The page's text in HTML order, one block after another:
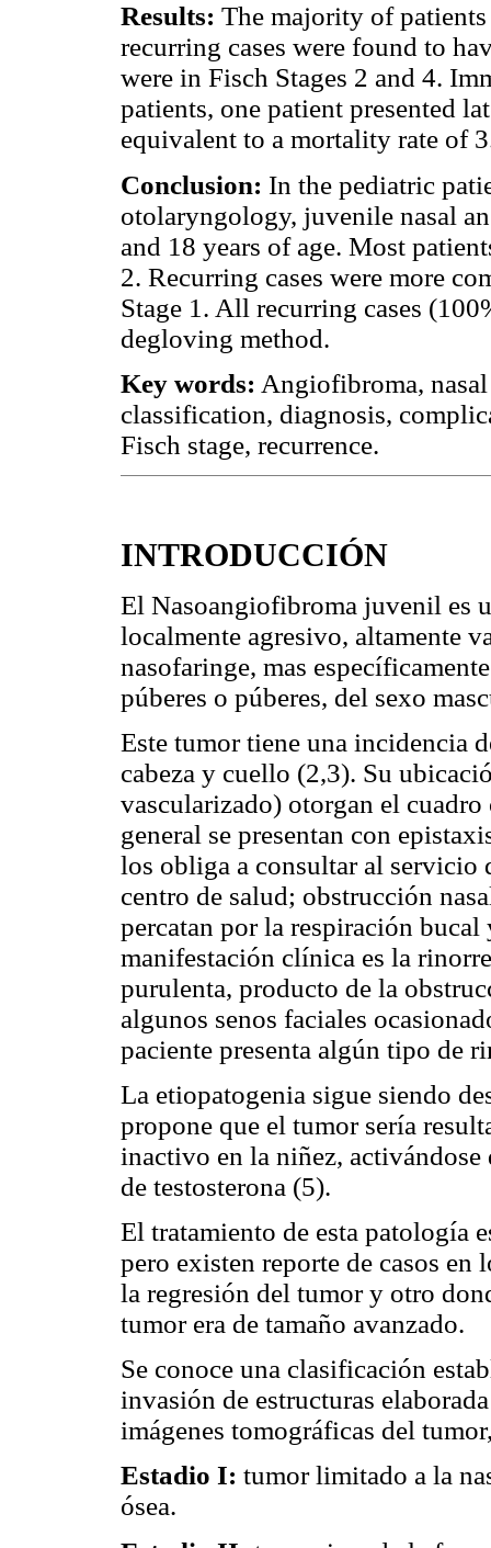
Results: The majority of
recurring cases were found to
were in Fisch Stages 2 and 4.
patients, one patient presented
equivalent to a mortality rate of
Conclusion: In the pediatric
otolaryngology, juvenile nasal
and 18 years of age. Most
2. Recurring cases were more
Stage 1. All recurring cases
degloving method.
Key words: Angiofibroma,
classification, diagnosis,
Fisch stage, recurrence.
INTRODUCCIÓN
El Nasoangiofibroma juvenil es
localmente agresivo, altamente
nasofaringe, mas
púberes o púberes, del sexo
Este tumor tiene una incidencia
cabeza y cuello (2,3). Su
vascularizado) otorgan el
general se presentan con
los obliga a consultar al servicio
centro de salud; obstrucción
percatan por la respiración
manifestación clínica es la
purulenta, producto de la
algunos senos faciales
paciente presenta algún tipo de
La etiopatogenia sigue siendo
propone que el tumor sería
inactivo en la niñez,
de testosterona (5).
El tratamiento de esta patología
pero existen reporte de casos
la regresión del tumor y otro
tumor era de tamaño avanzado.
Se conoce una clasificación
invasión de estructuras
imágenes tomográficas del
Estadio I: tumor limitado a la
ósea.